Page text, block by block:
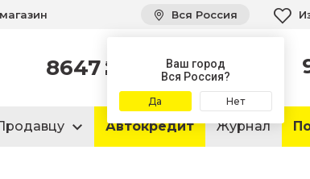
Вся Россия
Ваш город
Вся Россия?
Да Нет
8647 автомобилей
в продаже
Автокредит Журнал